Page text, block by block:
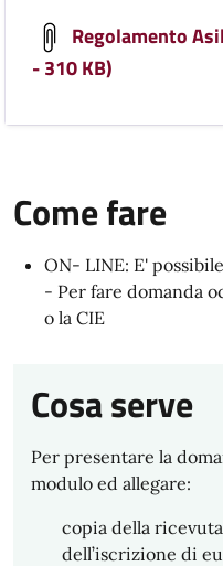
Regolamento
- 310 KB)
Come fare
ON- LINE: E'
- Per fare domanda
o la CIE
Cosa serve
Per presentare la
modulo ed allegare:
copia della
dell’iscrizione di